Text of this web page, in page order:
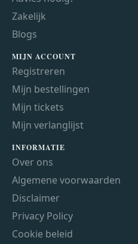
Zakelijk
Blogs
MIJN ACCOUNT
Registreren
Mijn bestellingen
Mijn tickets
Mijn verlanglijst
INFORMATIE
Over ons
Algemene voorwaarden
Disclaimer
Privacy Policy
Cookie beleid